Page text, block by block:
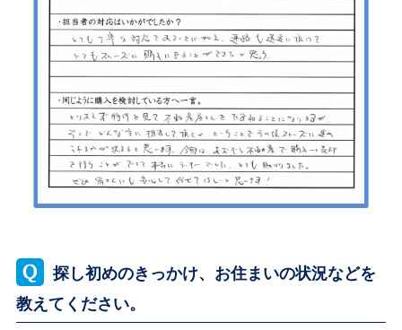
探し初めのきっかけ、お住まいの状況などを
教えてください。